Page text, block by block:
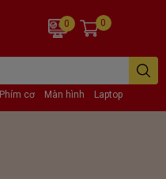
Phím cơ Màn hình Laptop
0 0